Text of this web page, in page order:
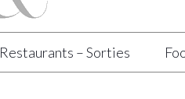
Restaurants – Sorties